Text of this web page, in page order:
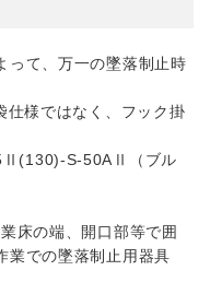
って、万一の墜落制止時
様ではなく、フック掛
S-50AⅡ（ブル
床の端、開口部等で囲
業での墜落制止用器具